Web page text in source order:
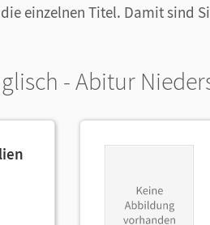
einzelnen Titel. Damit sind
- Abitur